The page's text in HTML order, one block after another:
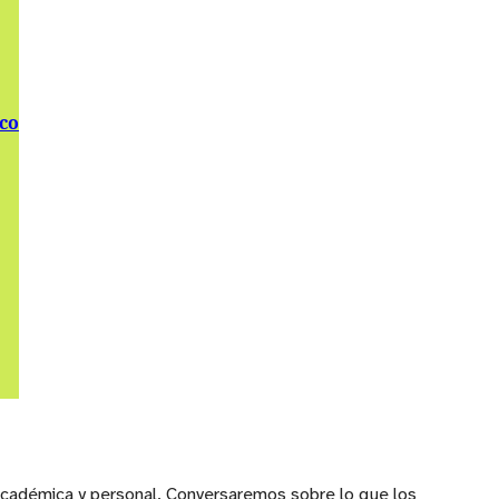
y personal. Conversaremos sobre lo que los